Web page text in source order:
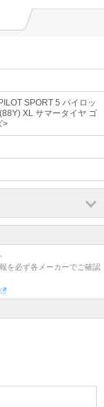
ざいます。 ②店頭
ん。
ご回答は随時行いま
します！】※土日祝
SPORT 5 パイロッ
XL サマータイヤ ゴ
>
を必ず各メーカーでご確認